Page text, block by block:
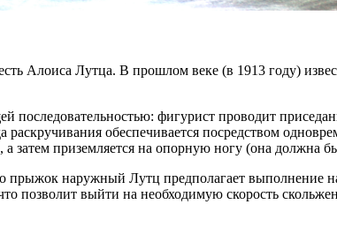
Алоиса Лутца. В прошлом веке (в 1913 году)
фигурист проводит
обеспечивается посредством
а затем приземляется на опорную ногу (она должна
прыжок наружный Лутц предполагает выполнение
позволит выйти на необходимую скорость